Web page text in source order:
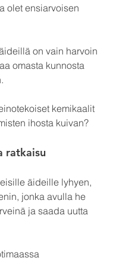
olet ensiarvoisen
on vain harvoin
omasta kunnosta
kemikaalit
ihosta kuivan?
ratkaisu
äideille lyhyen,
jonka avulla he
ja saada uutta